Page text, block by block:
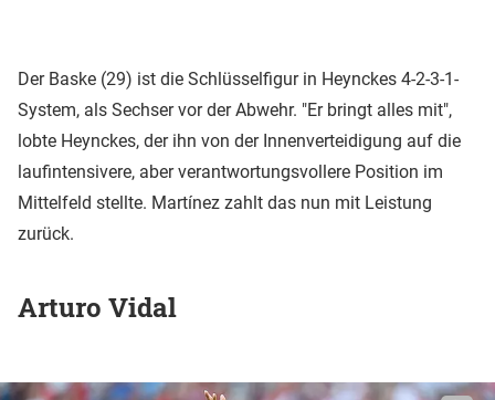
Der Baske (29) ist die Schlüsselfigur in Heynckes 4-2-3-1-
System, als Sechser vor der Abwehr. "Er bringt alles mit",
lobte Heynckes, der ihn von der Innenverteidigung auf die
laufintensivere, aber verantwortungsvollere Position im
Mittelfeld stellte. Martínez zahlt das nun mit Leistung
zurück.
Arturo Vidal